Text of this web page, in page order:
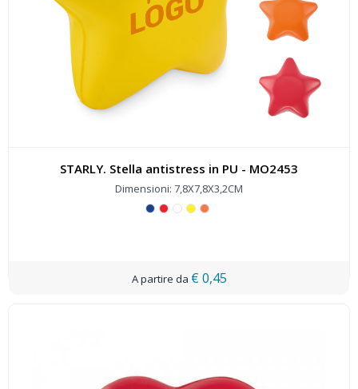
STARLY. Stella antistress in PU - MO2453
Dimensioni: 7,8X7,8X3,2CM
€ 0,45